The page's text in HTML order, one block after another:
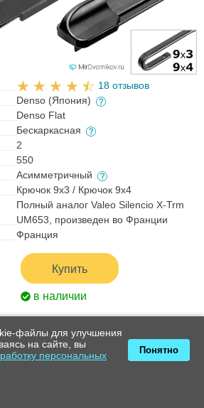
18 отзывов
Denso (Япония)
Denso Flat
Бескаркасная
2
550
Асимметричный
Крючок 9x3 / Крючок 9x4
Полный аналог Valeo Silencio X-Trm
UM653, произведен во Франции
Франция
Купить
в наличии
SWF VisioNext 855 -
файлы для улучшения
на сайте, вы
персональных
Понятно